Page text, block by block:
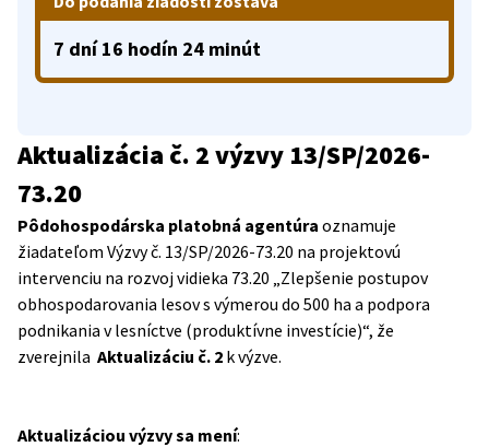
Aktualizácia č. 2 výzvy 13/SP/2026-
73.20
Pôdohospodárska platobná agentúra oznamuje
žiadateľom Výzvy č. 13/SP/2026-73.20 na projektovú
intervenciu na rozvoj vidieka 73.20 „Zlepšenie postupov
obhospodarovania lesov s výmerou do 500 ha a podpora
podnikania v lesníctve (produktívne investície)“, že
zverejnila Aktualizáciu č. 2 k výzve.
Aktualizáciou výzvy sa mení:
7 dní 16 hodín 24 minút